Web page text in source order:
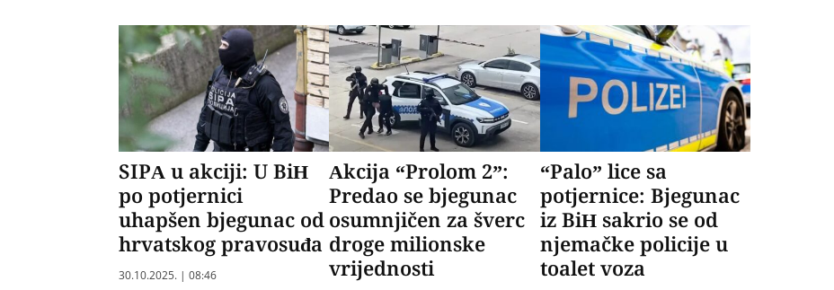
SIPA u akciji: U BiH
po potjernici
uhapšen bjegunac od
hrvatskog pravosuđa
30.10.2025. | 08:46
Akcija “Prolom 2”:
Predao se bjegunac
osumnjičen za šverc
droge milionske
vrijednosti
“Palo” lice sa
potjernice: Bjegunac
iz BiH sakrio se od
njemačke policije u
toalet voza